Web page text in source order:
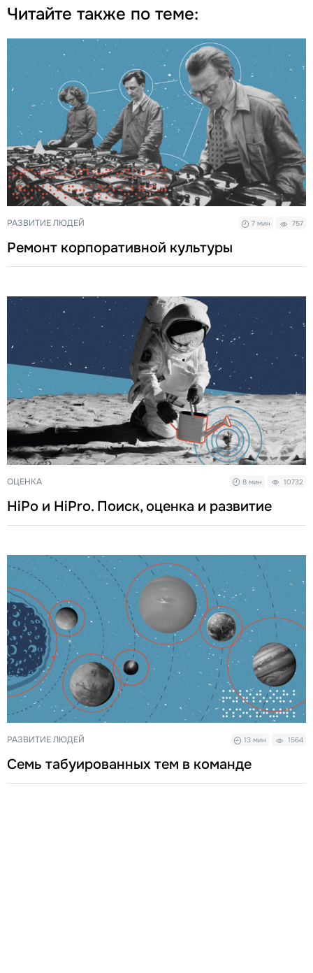
Читайте также по теме:
РАЗВИТИЕ ЛЮДЕЙ 7 мин 757
Ремонт корпоративной культуры
ОЦЕНКА 8 мин 10732
HiPo и HiPro. Поиск, оценка и развитие
РАЗВИТИЕ ЛЮДЕЙ 13 мин 1564
Семь табуированных тем в команде